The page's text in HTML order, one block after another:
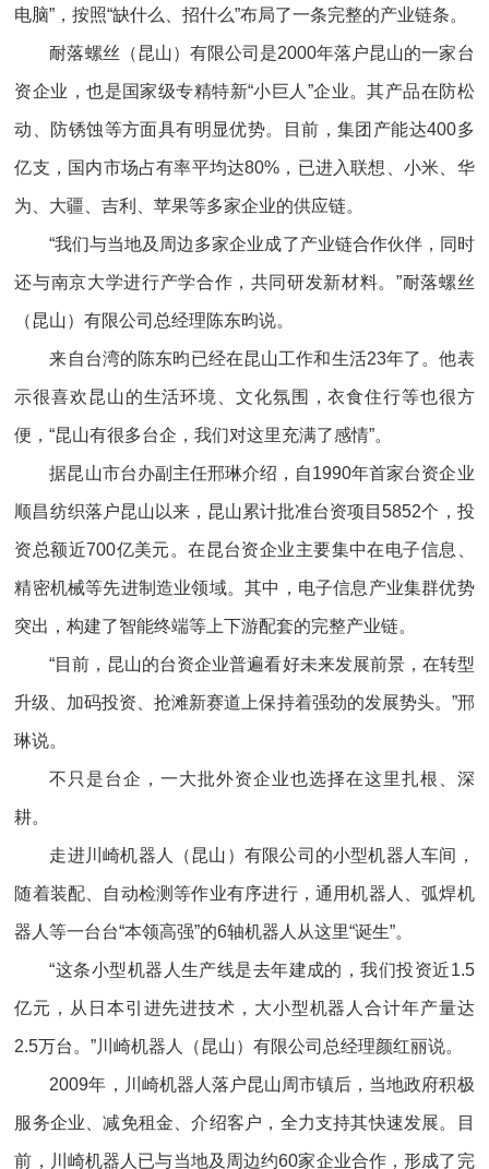
电脑”，按照“缺什么、招什么”布局了一条完整的产业链条。
耐落螺丝（昆山）有限公司是2000年落户昆山的一家台
资企业，也是国家级专精特新“小巨人”企业。其产品在防松
动、防锈蚀等方面具有明显优势。目前，集团产能达400多
亿支，国内市场占有率平均达80%，已进入联想、小米、华
为、大疆、吉利、苹果等多家企业的供应链。
“我们与当地及周边多家企业成了产业链合作伙伴，同时
还与南京大学进行产学合作，共同研发新材料。”耐落螺丝
（昆山）有限公司总经理陈东昀说。
来自台湾的陈东昀已经在昆山工作和生活23年了。他表
示很喜欢昆山的生活环境、文化氛围，衣食住行等也很方
便，“昆山有很多台企，我们对这里充满了感情”。
据昆山市台办副主任邢琳介绍，自1990年首家台资企业
顺昌纺织落户昆山以来，昆山累计批准台资项目5852个，投
资总额近700亿美元。在昆台资企业主要集中在电子信息、
精密机械等先进制造业领域。其中，电子信息产业集群优势
突出，构建了智能终端等上下游配套的完整产业链。
“目前，昆山的台资企业普遍看好未来发展前景，在转型
升级、加码投资、抢滩新赛道上保持着强劲的发展势头。”邢
琳说。
不只是台企，一大批外资企业也选择在这里扎根、深
耕。
走进川崎机器人（昆山）有限公司的小型机器人车间，
随着装配、自动检测等作业有序进行，通用机器人、弧焊机
器人等一台台“本领高强”的6轴机器人从这里“诞生”。
“这条小型机器人生产线是去年建成的，我们投资近1.5
亿元，从日本引进先进技术，大小型机器人合计年产量达
2.5万台。”川崎机器人（昆山）有限公司总经理颜红丽说。
2009年，川崎机器人落户昆山周市镇后，当地政府积极
服务企业、减免租金、介绍客户，全力支持其快速发展。目
前，川崎机器人已与当地及周边约60家企业合作，形成了完